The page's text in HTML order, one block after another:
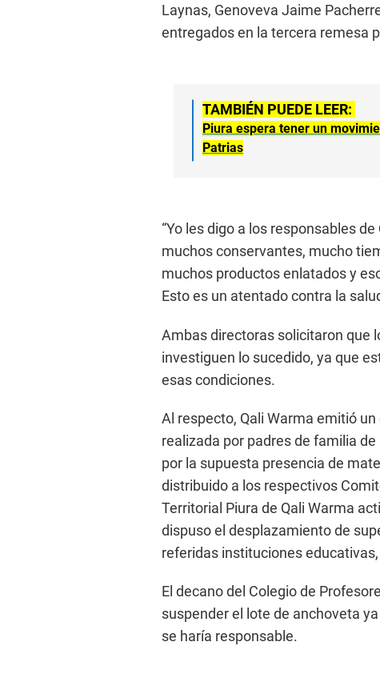
Laynas, Genoveva Jaime
entregados en la tercera remesa
TAMBIÉN PUEDE LEER:
Piura espera tener un
Patrias
“Yo les digo a los responsables
muchos conservantes, mucho
muchos productos enlatados y
Esto es un atentado contra la
Ambas directoras solicitaron que
investiguen lo sucedido, ya que
esas condiciones.
Al respecto, Qali Warma emitió
realizada por padres de familia de
por la supuesta presencia de
distribuido a los respectivos
Territorial Piura de Qali Warma
dispuso el desplazamiento de
referidas instituciones
El decano del Colegio de
suspender el lote de anchoveta
se haría responsable.